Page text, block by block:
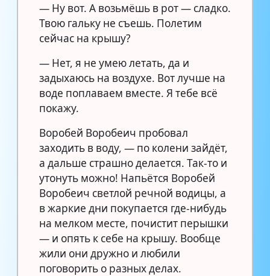
— Ну вот. А возьмёшь в рот — сладко.
Твою гальку не съешь. Полетим
сейчас на крышу?
— Нет, я не умею летать, да и
задыхаюсь на воздухе. Вот лучше на
воде поплаваем вместе. Я тебе всё
покажу.
Воробей Воробеич пробовал
заходить в воду, — по колени зайдёт,
а дальше страшно делается. Так-то и
утонуть можно! Напьётся Воробей
Воробеич светлой речной водицы, а
в жаркие дни покупается где-нибудь
на мелком месте, почистит перышки
— и опять к себе на крышу. Вообще
жили они дружно и любили
поговорить о разных делах.